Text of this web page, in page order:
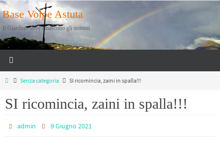
Salta
al
contenuto
Base Volpe Astuta
Il Giardino dove rinascono gli uomini
HomeSenza categoria SI ricomincia, zaini in spalla!!!
SI ricomincia, zaini in spalla!!!
admin 9 Giugno 2021